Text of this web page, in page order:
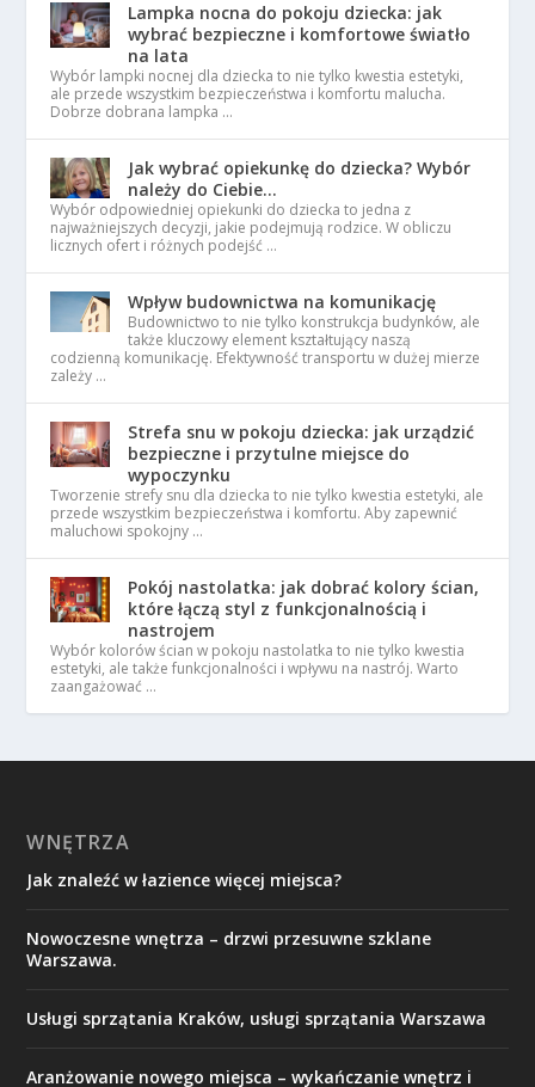
Lampka nocna do pokoju dziecka: jak
wybrać bezpieczne i komfortowe światło
na lata
Wybór lampki nocnej dla dziecka to nie tylko kwestia estetyki,
ale przede wszystkim bezpieczeństwa i komfortu malucha.
Dobrze dobrana lampka …
Jak wybrać opiekunkę do dziecka? Wybór
należy do Ciebie…
Wybór odpowiedniej opiekunki do dziecka to jedna z
najważniejszych decyzji, jakie podejmują rodzice. W obliczu
licznych ofert i różnych podejść …
Wpływ budownictwa na komunikację
Budownictwo to nie tylko konstrukcja budynków, ale
także kluczowy element kształtujący naszą
codzienną komunikację. Efektywność transportu w dużej mierze
zależy …
Strefa snu w pokoju dziecka: jak urządzić
bezpieczne i przytulne miejsce do
wypoczynku
Tworzenie strefy snu dla dziecka to nie tylko kwestia estetyki, ale
przede wszystkim bezpieczeństwa i komfortu. Aby zapewnić
maluchowi spokojny …
Pokój nastolatka: jak dobrać kolory ścian,
które łączą styl z funkcjonalnością i
nastrojem
Wybór kolorów ścian w pokoju nastolatka to nie tylko kwestia
estetyki, ale także funkcjonalności i wpływu na nastrój. Warto
zaangażować …
WNĘTRZA
Jak znaleźć w łazience więcej miejsca?
Nowoczesne wnętrza – drzwi przesuwne szklane
Warszawa.
Usługi sprzątania Kraków, usługi sprzątania Warszawa
Aranżowanie nowego miejsca – wykańczanie wnętrz i